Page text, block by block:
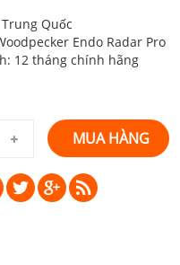
Quốc
Endo Radar Pro
12 tháng chính hãng
MUA HÀNG